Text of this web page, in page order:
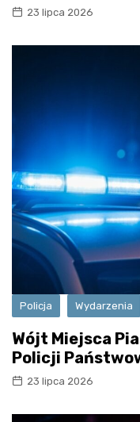
23 lipca 2026
Policja Wydarzenia
Wójt Miejsca
Policji
23 lipca 2026